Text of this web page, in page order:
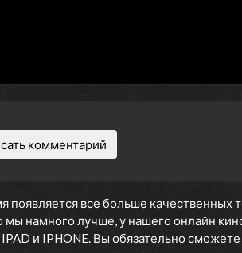
комментарий
появляется все больше качественных
мы намного лучше, у нашего онлайн
IPAD и IPHONE. Вы обязательно